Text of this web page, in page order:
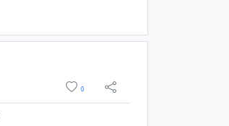
0
sns 공유